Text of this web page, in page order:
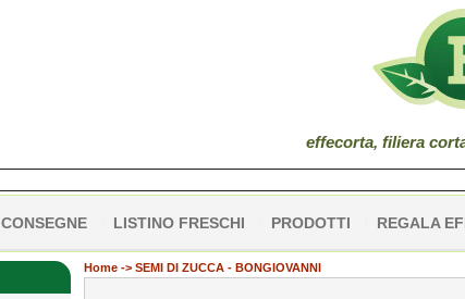
effecorta, filiera
CONSEGNE LISTINO FRESCHI PRODOTTI REGALA
Home-> SEMI DI ZUCCA - BONGIOVANNI